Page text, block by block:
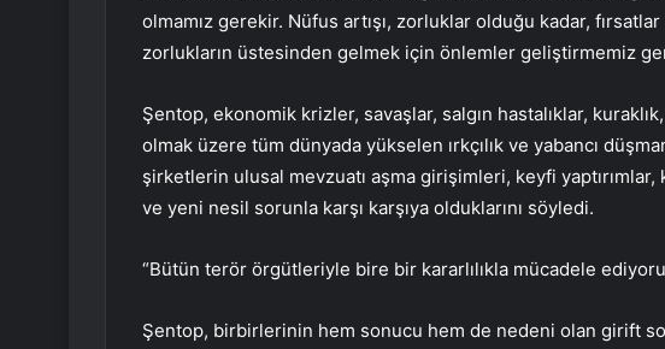
olmamız gerekir. Nüfus artışı, zorluklar olduğu kadar,
zorlukların üstesinden gelmek için önlemler geliştirmemiz
Şentop, ekonomik krizler, savaşlar, salgın hastalıklar,
olmak üzere tüm dünyada yükselen ırkçılık ve yabancı
şirketlerin ulusal mevzuatı aşma girişimleri, keyfi yaptırımlar,
ve yeni nesil sorunla karşı karşıya olduklarını söyledi.
“Bütün terör örgütleriyle bire bir kararlılıkla mücadele
Şentop, birbirlerinin hem sonucu hem de nedeni olan girift